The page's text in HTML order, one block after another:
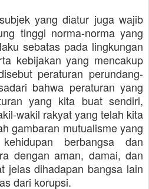
yang diatur juga wajib
tinggi norma-norma yang
sebatas pada lingkungan
kebijakan yang mencakup
peraturan perundang-
bahwa peraturan yang
yang kita buat sendiri,
wakil rakyat yang telah kita
gambaran mutualisme yang
berbangsa dan
dengan aman, damai, dan
jelas dihadapan bangsa lain
dari korupsi.